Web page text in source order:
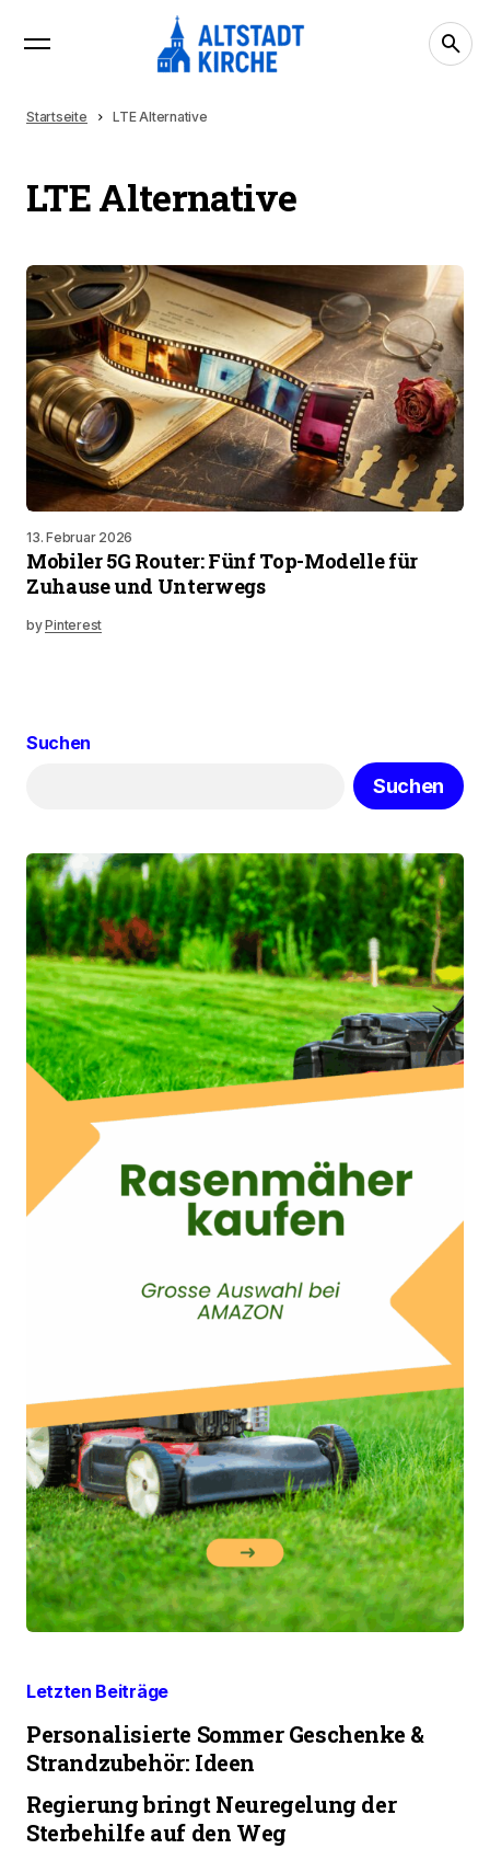
Startseite LTE Alternative
LTE Alternative
13. Februar 2026
Mobiler 5G Router: Fünf Top-Modelle für
Zuhause und Unterwegs
byPinterest
Suchen
Suchen
Letzten Beiträge
Personalisierte Sommer Geschenke &
Strandzubehör: Ideen
Regierung bringt Neuregelung der
Sterbehilfe auf den Weg